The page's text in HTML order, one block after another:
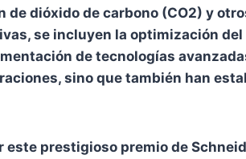
de dióxido de carbono (CO2) y
se incluyen la optimización
de tecnologías
sino que también han
este prestigioso premio de